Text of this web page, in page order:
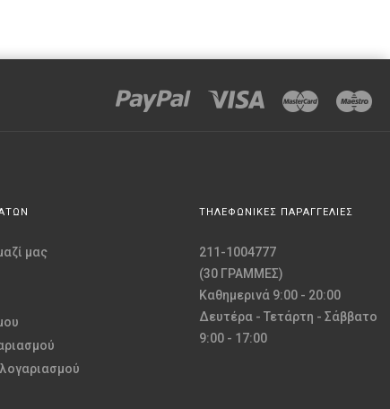
μας
ΤΗΛΕΦΩΝΙΚΕΣ ΠΑΡΑΓΓΕΛΙΕΣ
211-1004777
(30 ΓΡΑΜΜΕΣ)
Καθημερινά 9:00 - 20:00
Δευτέρα - Τετάρτη - Σάββατο
9:00 - 17:00